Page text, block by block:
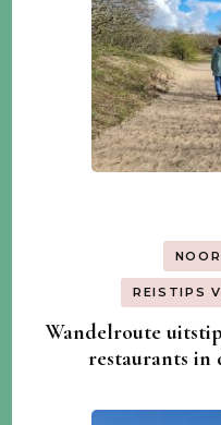
REISTIPS
Wandelroute
restaurants in